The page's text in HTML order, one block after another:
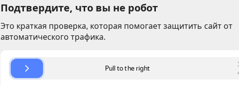
Подтвердите, что вы не робот
Это краткая проверка, которая помогает защитить сайт от
автоматического трафика.